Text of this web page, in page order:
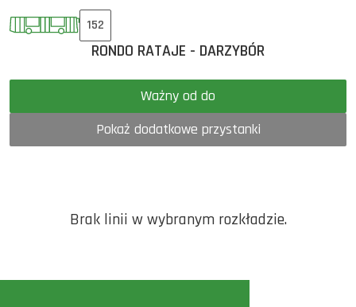
152
RONDO RATAJE - DARZYBÓR
Ważny od do
Pokaż dodatkowe przystanki
Brak linii w wybranym rozkładzie.